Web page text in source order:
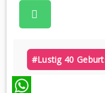
#lustig 40